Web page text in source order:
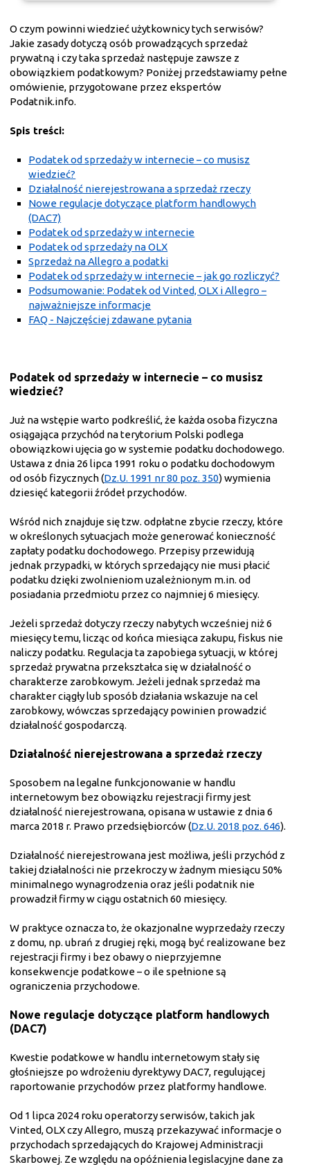
O czym powinni wiedzieć użytkownicy tych serwisów?
Jakie zasady dotyczą osób prowadzących sprzedaż
prywatną i czy taka sprzedaż następuje zawsze z
obowiązkiem podatkowym? Poniżej przedstawiamy pełne
omówienie, przygotowane przez ekspertów
Podatnik.info.
Spis treści:
Podatek od sprzedaży w internecie – co musisz
wiedzieć?
Działalność nierejestrowana a sprzedaż rzeczy
Nowe regulacje dotyczące platform handlowych
(DAC7)
Podatek od sprzedaży w internecie
Podatek od sprzedaży na OLX
Sprzedaż na Allegro a podatki
Podatek od sprzedaży w internecie – jak go rozliczyć?
Podsumowanie: Podatek od Vinted, OLX i Allegro –
najważniejsze informacje
FAQ - Najczęściej zdawane pytania
Podatek od sprzedaży w internecie – co musisz
wiedzieć?
Już na wstępie warto podkreślić, że każda osoba fizyczna
osiągająca przychód na terytorium Polski podlega
obowiązkowi ujęcia go w systemie podatku dochodowego.
Ustawa z dnia 26 lipca 1991 roku o podatku dochodowym
od osób fizycznych (Dz.U. 1991 nr 80 poz. 350) wymienia
dziesięć kategorii źródeł przychodów.
Wśród nich znajduje się tzw. odpłatne zbycie rzeczy, które
w określonych sytuacjach może generować konieczność
zapłaty podatku dochodowego. Przepisy przewidują
jednak przypadki, w których sprzedający nie musi płacić
podatku dzięki zwolnieniom uzależnionym m.in. od
posiadania przedmiotu przez co najmniej 6 miesięcy.
Jeżeli sprzedaż dotyczy rzeczy nabytych wcześniej niż 6
miesięcy temu, licząc od końca miesiąca zakupu, fiskus nie
naliczy podatku. Regulacja ta zapobiega sytuacji, w której
sprzedaż prywatna przekształca się w działalność o
charakterze zarobkowym. Jeżeli jednak sprzedaż ma
charakter ciągły lub sposób działania wskazuje na cel
zarobkowy, wówczas sprzedający powinien prowadzić
działalność gospodarczą.
Działalność nierejestrowana a sprzedaż rzeczy
Sposobem na legalne funkcjonowanie w handlu
internetowym bez obowiązku rejestracji firmy jest
działalność nierejestrowana, opisana w ustawie z dnia 6
marca 2018 r. Prawo przedsiębiorców (Dz.U. 2018 poz. 646).
Działalność nierejestrowana jest możliwa, jeśli przychód z
takiej działalności nie przekroczy w żadnym miesiącu 50%
minimalnego wynagrodzenia oraz jeśli podatnik nie
prowadził firmy w ciągu ostatnich 60 miesięcy.
W praktyce oznacza to, że okazjonalne wyprzedaży rzeczy
z domu, np. ubrań z drugiej ręki, mogą być realizowane bez
rejestracji firmy i bez obawy o nieprzyjemne
konsekwencje podatkowe – o ile spełnione są
ograniczenia przychodowe.
Nowe regulacje dotyczące platform handlowych
(DAC7)
Kwestie podatkowe w handlu internetowym stały się
głośniejsze po wdrożeniu dyrektywy DAC7, regulującej
raportowanie przychodów przez platformy handlowe.
Od 1 lipca 2024 roku operatorzy serwisów, takich jak
Vinted, OLX czy Allegro, muszą przekazywać informacje o
przychodach sprzedających do Krajowej Administracji
Skarbowej. Ze względu na opóźnienia legislacyjne dane za